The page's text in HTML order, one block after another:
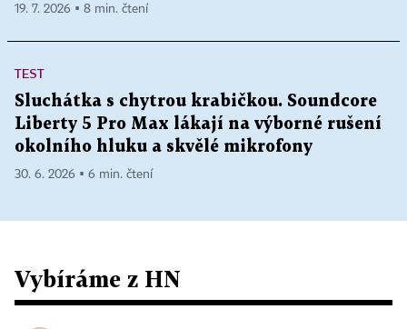
19. 7. 2026 ▪ 8 min. čtení
TEST
Sluchátka s chytrou krabičkou. Soundcore
Liberty 5 Pro Max lákají na výborné rušení
okolního hluku a skvělé mikrofony
30. 6. 2026 ▪ 6 min. čtení
Vybíráme z HN